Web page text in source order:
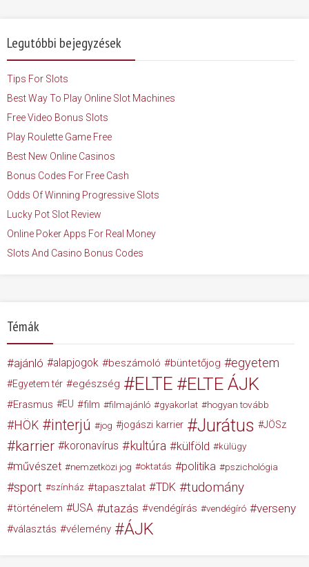
Legutóbbi bejegyzések
Tips For Slots
Best Way To Play Online Slot Machines
Free Video Bonus Slots
Play Roulette Game Free
Best New Online Casinos
Bonus Codes For Free Cash
Odds Of Winning Progressive Slots
Lucky Pot Slot Review
Online Poker Apps For Real Money
Slots And Casino Bonus Codes
Témák
ajánló alapjogok beszámoló büntetőjog egyetem
Egyetem tér egészség ELTE ELTE ÁJK
Erasmus EU film filmajánló gyakorlat hogyan tovább
HÖK interjú jog jogászi karrier Jurátus JÖSz
karrier koronavírus kultúra külföld külügy
művészet nemzetközi jog oktatás politika pszichológia
sport színház tapasztalat TDK tudomány
történelem USA utazás vendégírás vendégíró verseny
választás vélemény ÁJK